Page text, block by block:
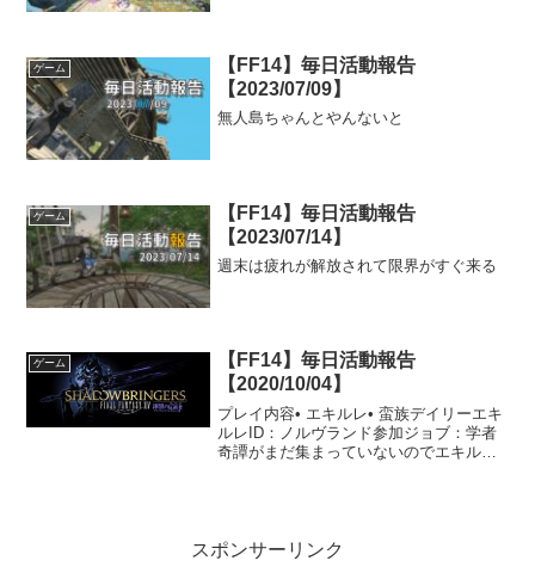
ゲーム
【FF14】毎日活動報告
【2023/07/09】
無人島ちゃんとやんないと
ゲーム
【FF14】毎日活動報告
【2023/07/14】
週末は疲れが解放されて限界がすぐ来る
ゲーム
【FF14】毎日活動報告
【2020/10/04】
プレイ内容• エキルレ• 蛮族デイリーエキ
ルレID：ノルヴランド参加ジョブ：学者
奇譚がまだ集まっていないのでエキルレ
スポンサーリンク